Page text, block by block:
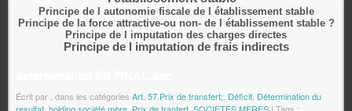
Principe de l autonomie fiscale de l établissement stable
Principe de la force attractive-ou non- de l établissement stable ?
Principe de l imputation des charges directes
Principe de l imputation de frais indirects
Écrit par . dans les catégories Art. 57 Prix de transfert;, Déficit, Détermination du